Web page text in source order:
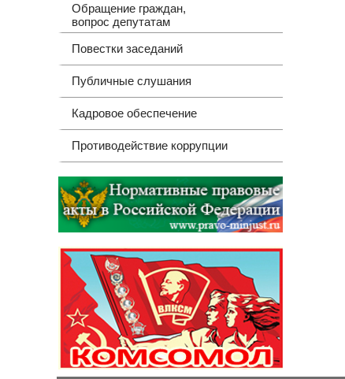
Обращение граждан,
вопрос депутатам
Повестки заседаний
Публичные слушания
Кадровое обеспечение
Противодействие коррупции